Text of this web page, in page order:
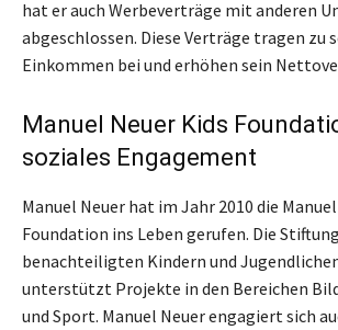
hat er auch Werbeverträge mit anderen
abgeschlossen. Diese Verträge tragen zu
Einkommen bei und erhöhen sein
Manuel Neuer Kids
soziales Engagement
Manuel Neuer hat im Jahr 2010 die
Foundation ins Leben gerufen. Die
benachteiligten Kindern und
unterstützt Projekte in den Bereichen
und Sport. Manuel Neuer engagiert sich